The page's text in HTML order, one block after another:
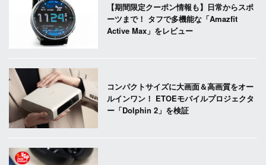
【期間限定クーポン情報も】日常からスポ
ーツまで！ タフで多機能な「Amazfit
Active Max」をレビュー
コンパクトサイズに大画面＆高画質をオー
ルインワン！ ETOEモバイルプロジェクタ
ー「Dolphin 2」を検証